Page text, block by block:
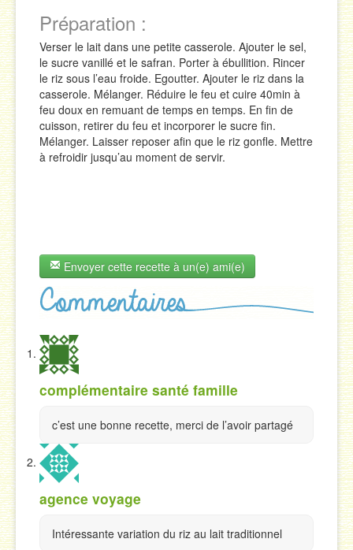
Préparation :
Verser le lait dans une petite casserole. Ajouter le sel,
le sucre vanillé et le safran. Porter à ébullition. Rincer
le riz sous l’eau froide. Egoutter. Ajouter le riz dans la
casserole. Mélanger. Réduire le feu et cuire 40min à
feu doux en remuant de temps en temps. En fin de
cuisson, retirer du feu et incorporer le sucre fin.
Mélanger. Laisser reposer afin que le riz gonfle. Mettre
à refroidir jusqu’au moment de servir.
Envoyer cette recette à un(e) ami(e)
complémentaire santé famille
c’est une bonne recette, merci de l’avoir partagé
agence voyage
Intéressante variation du riz au lait traditionnel